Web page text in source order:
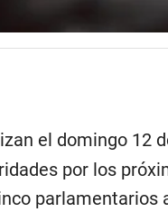
el domingo 12
por los
parlamentarios